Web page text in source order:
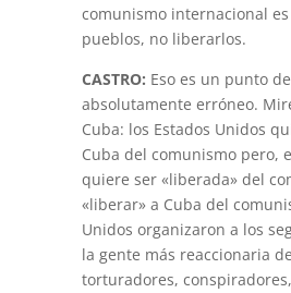
comunismo internacional
pueblos, no liberarlos.
CASTRO: Eso es un punto
absolutamente erróneo.
Cuba: los Estados Unidos
Cuba del comunismo pero,
quiere ser «liberada» del
«liberar» a Cuba del
Unidos organizaron a los
la gente más reaccionaria
torturadores,